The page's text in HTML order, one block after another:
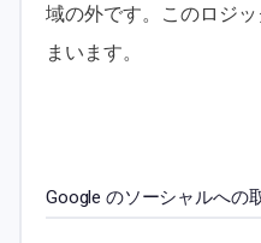
域の外です。このロジ
まいます。
Google のソーシャルへの